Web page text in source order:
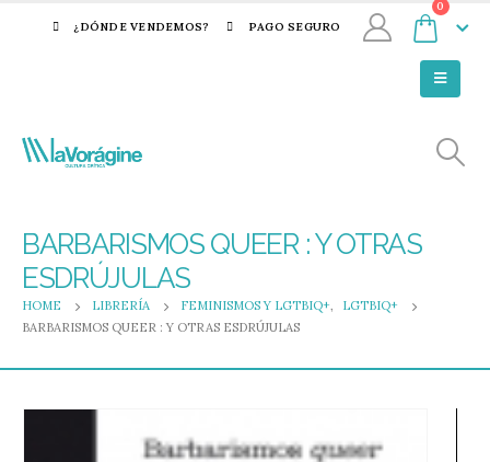
¿DÓNDE VENDEMOS? PAGO SEGURO
0
BARBARISMOS QUEER : Y OTRAS
ESDRÚJULAS
HOME LIBRERÍA FEMINISMOS Y LGTBIQ+,
LGTBIQ+
BARBARISMOS QUEER : Y OTRAS ESDRÚJULAS